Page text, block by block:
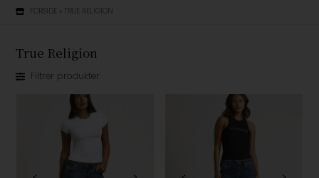
FORSIDE » TRUE RELIGION
True Religion
Filtrer produkter